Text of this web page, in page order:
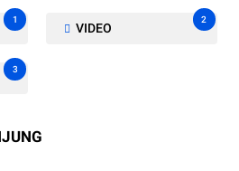
1
VIDEO
2
3